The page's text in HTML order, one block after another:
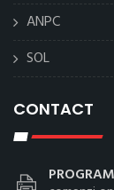
ANPC
SOL
CONTACT
PROGRAM